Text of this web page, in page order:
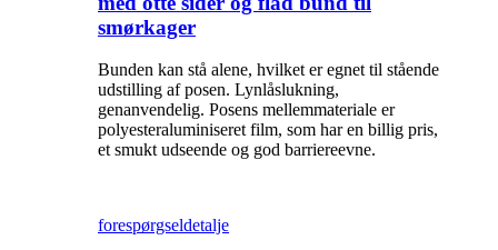
smørkager
Bunden kan stå alene, hvilket er egnet til stående
udstilling af posen. Lynlåslukning,
genanvendelig. Posens mellemmateriale er
polyesteraluminiseret film, som har en billig pris,
et smukt udseende og god barriereevne.
forespørgseldetalje